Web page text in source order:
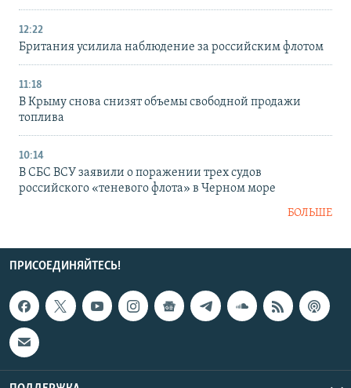
12:22
Британия усилила наблюдение за российским флотом
11:18
В Крыму снова снизят объемы свободной продажи
топлива
10:14
В СБС ВСУ заявили о поражении трех судов
российского «теневого флота» в Черном море
БОЛЬШЕ
ПРИСОЕДИНЯЙТЕСЬ!